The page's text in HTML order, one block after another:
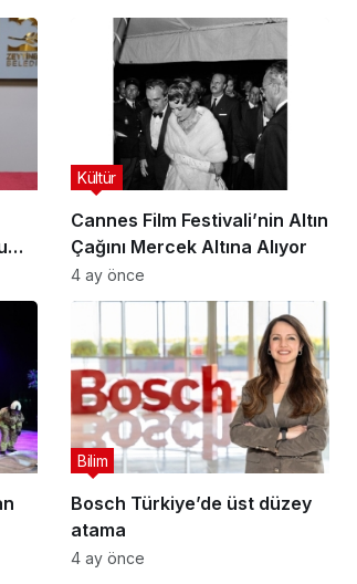
Cannes Film Festivali’nin Altın
Çağını Mercek Altına Alıyor
Kültür
4 ay önce
Bosch Türkiye’de üst düzey
atama
Bilim
4 ay önce